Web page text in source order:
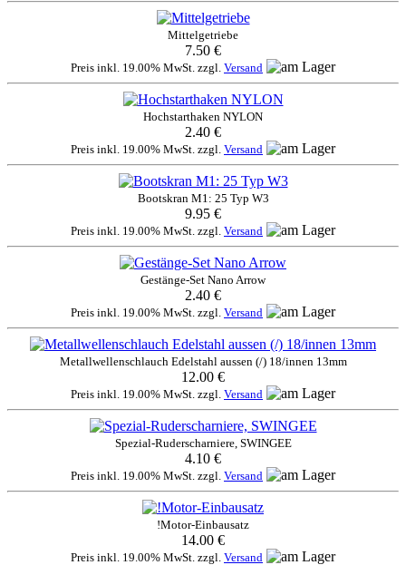
Mittelgetriebe
7.50 €
Preis inkl. 19.00% MwSt. zzgl. Versand
Hochstarthaken NYLON
2.40 €
Preis inkl. 19.00% MwSt. zzgl. Versand
Bootskran M1: 25 Typ W3
9.95 €
Preis inkl. 19.00% MwSt. zzgl. Versand
Gestänge-Set Nano Arrow
2.40 €
Preis inkl. 19.00% MwSt. zzgl. Versand
Metallwellenschlauch Edelstahl aussen (/) 18/innen 13mm
12.00 €
Preis inkl. 19.00% MwSt. zzgl. Versand
Spezial-Ruderscharniere, SWINGEE
4.10 €
Preis inkl. 19.00% MwSt. zzgl. Versand
!Motor-Einbausatz
14.00 €
Preis inkl. 19.00% MwSt. zzgl. Versand